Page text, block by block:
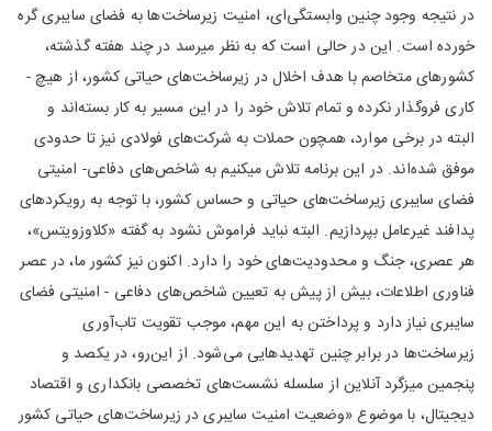
در نتیجه‌ وجود چنین وابستگی‌ای، امنیت زیرساخت‌ها به فضای سایبری گره
خورده است. این در حالی است که به نظر می­رسد در چند هفته گذشته،
کشورهای متخاصم با هدف اخلال در زیرساخت­‌های حیاتی کشور، از هیچ ­
کاری فروگذار نکرده و تمام تلاش خود را در این مسیر به کار بسته­‌اند و
البته در برخی موارد، همچون حملات به شرکت­‌های فولادی نیز تا حدودی
موفق شده­‌اند. در این برنامه تلاش می­کنیم به شاخص‌های دفاعی- امنیتی
فضای سایبری زیرساخت‌های حیاتی و حساس کشور، با‌ توجه ‌به رویکردهای
پدافند غیرعامل بپردازیم. البته نباید فراموش نشود به گفته «کلاوزویتس»،
هر عصری، جنگ و محدودیت‌های خود را دارد. ‌اکنون نیز کشور ما، در عصر
فناوری اطلاعات، بیش ‌از پیش به تعیین شاخص‌های دفاعی - امنیتی فضای
سایبری نیاز دارد و پرداختن به این مهم، موجب تقویت تاب‌آوری
زیرساخت‌ها در برابر چنین تهدیدهایی می‌شود. از این‌­رو، در یکصد و
پنجمین میزگرد آنلاین از سلسله نشست­‌های تخصصی بانکداری و اقتصاد
دیجیتال، با موضوع «وضعیت امنیت سایبری در زیرساخت‌های حیاتی کشور